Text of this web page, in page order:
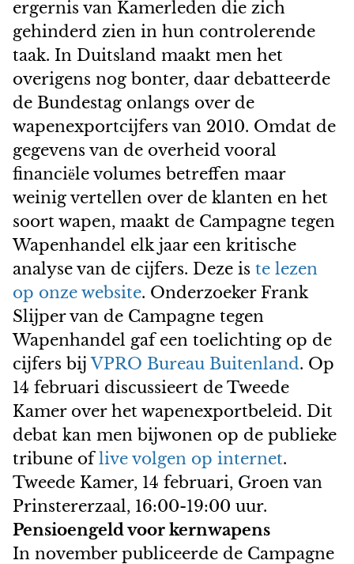
ergernis van Kamerleden die zich
gehinderd zien in hun controlerende
taak. In Duitsland maakt men het
overigens nog bonter, daar debatteerde
de Bundestag onlangs over de
wapenexportcijfers van 2010. Omdat de
gegevens van de overheid vooral
financiële volumes betreffen maar
weinig vertellen over de klanten en het
soort wapen, maakt de Campagne tegen
Wapenhandel elk jaar een kritische
analyse van de cijfers. Deze is te lezen
op onze website. Onderzoeker Frank
Slijper van de Campagne tegen
Wapenhandel gaf een toelichting op de
cijfers bijVPRO Bureau Buitenland. Op
14 februari discussieert de Tweede
Kamer over het wapenexportbeleid. Dit
debat kan men bijwonen op de publieke
tribune oflive volgen op internet.
Tweede Kamer, 14 februari, Groen van
Prinstererzaal, 16:00-19:00 uur.
Pensioengeld voor kernwapens
In november publiceerde de Campagne